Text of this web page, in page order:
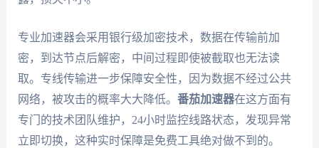
专业加速器会采用银行级加密技术，数据在传输前加
密，到达节点后解密，中间过程即使被截取也无法读
取。专线传输进一步保障安全性，因为数据不经过公共
网络，被攻击的概率大大降低。 番茄加速器在这方面有
专门的技术团队维护，24小时监控线路状态，发现异常
立即切换，这种实时保障是免费工具绝对做不到的。